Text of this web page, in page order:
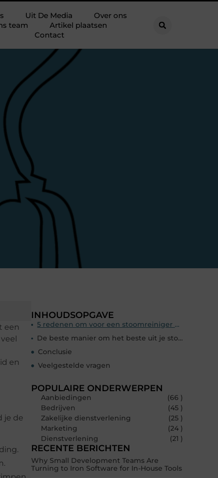
Uit De Media
Over ons
team
Artikel plaatsen
Contact
een
en
je de
INHOUDSOPGAVE
5 redenen om voor een stoomreiniger kleding te kiezen
De beste manier om het beste uit je stoomreiniger kleding te halen
Conclusie
Veelgestelde vragen
POPULAIRE ONDERWERPEN
Aanbiedingen
(66 )
Bedrijven
(45 )
Zakelijke dienstverlening
(25 )
Marketing
(24 )
Dienstverlening
(21 )
RECENTE BERICHTEN
Why Small Development Teams Are
Turning to Iron Software for In-House Tools